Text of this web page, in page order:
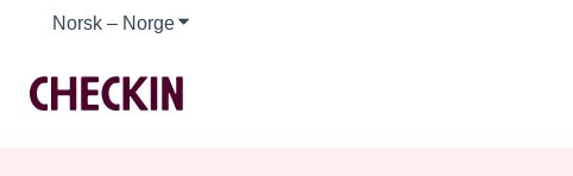
Norsk – NorgeVis undermeny for oversettelser